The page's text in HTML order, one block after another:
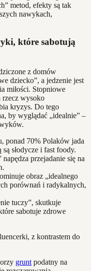
metod, efekty są tak
nawykach,
które sabotują
z domów
dziecko”, a jedzenie jest
miłości. Stopniowe
rzecz wysoko
kryzys. Do tego
by wyglądać „idealnie” –
ponad 70% Polaków jada
słodycze i fast foody.
przejadanie się na
obraz „idealnego
porównań i radykalnych,
tuczy”, skutkuje
sabotuje zdrowe
grunt podatny na